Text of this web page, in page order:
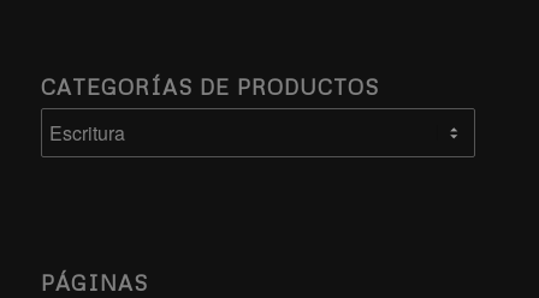
CATEGORÍAS DE PRODUCTOS
PÁGINAS